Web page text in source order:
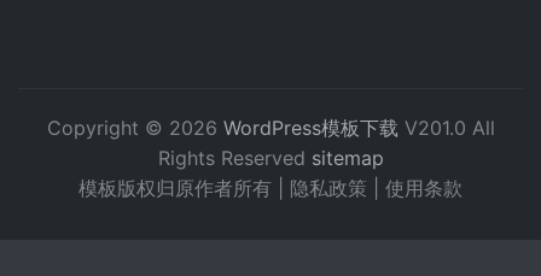
Copyright © 2026 WordPress模板下载 V201.0 All
Rights Reserved sitemap
模板版权归原作者所有 | 隐私政策 使用条款